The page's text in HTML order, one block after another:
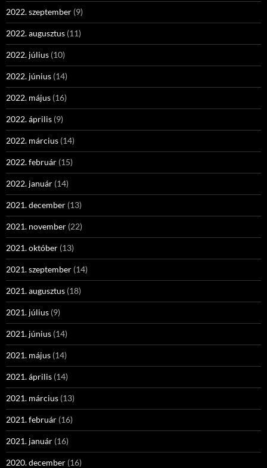
2022. szeptember (9)
2022. augusztus (11)
2022. július (10)
2022. június (14)
2022. május (16)
2022. április (9)
2022. március (14)
2022. február (15)
2022. január (14)
2021. december (13)
2021. november (22)
2021. október (13)
2021. szeptember (14)
2021. augusztus (18)
2021. július (9)
2021. június (14)
2021. május (14)
2021. április (14)
2021. március (13)
2021. február (16)
2021. január (16)
2020. december (16)